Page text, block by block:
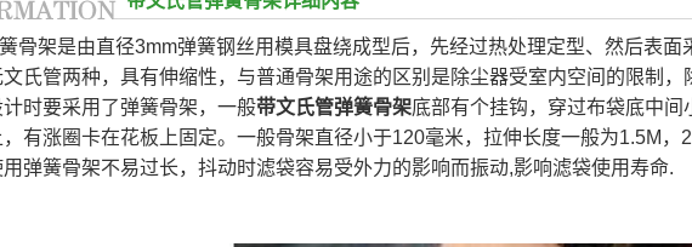
是由直径3mm弹簧钢丝用模具盘绕成型后，先经过热处理定型、然后表面
文氏管两种，具有伸缩性，与普通骨架用途的区别是除尘器受室内空间的限制
时要采用了弹簧骨架，一般带文氏管弹簧骨架底部有个挂钩，穿过布袋底中
有涨圈卡在花板上固定。一般骨架直径小于120毫米，拉伸长度一般为1.5M，
弹簧骨架不易过长，抖动时滤袋容易受外力的影响而振动,影响滤袋使用寿命.